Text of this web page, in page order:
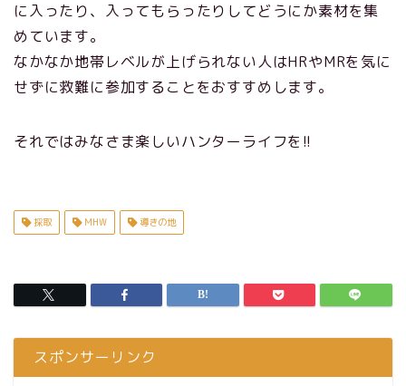
に入ったり、入ってもらったりしてどうにか素材を集
めています。
なかなか地帯レベルが上げられない人はHRやMRを気に
せずに救難に参加することをおすすめします。
それではみなさま楽しいハンターライフを!!
採取 MHW 導きの地
スポンサーリンク